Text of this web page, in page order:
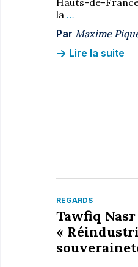
la …
Par Maxime
Lire la suite
REGARDS
Tawfiq
«